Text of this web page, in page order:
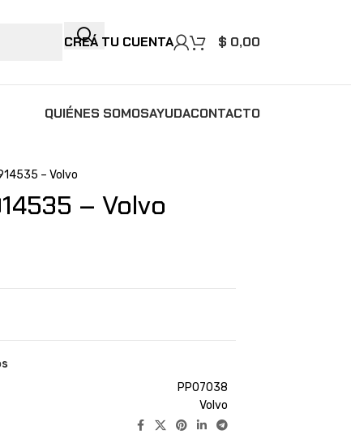
CREÁ TU CUENTA $ 0,00
QUIÉNES SOMOSAYUDACONTACTO
– Volvo
– Volvo
PP07038
Volvo